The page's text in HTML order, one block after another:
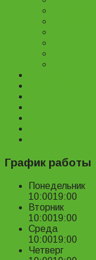
График работы
Понедельник
10:0019:00
Вторник
10:0019:00
Среда
10:0019:00
Четверг